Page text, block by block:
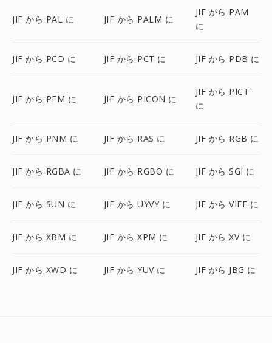
JIF から PAL に JIF から PALM に
JIF から PAM
に
JIF から PCD に JIF から PCT に JIF から PDB に
JIF から PFM に JIF から PICON に
JIF から PICT
に
JIF から PNM に JIF から RAS に JIF から RGB に
JIF から RGBA に JIF から RGBO に JIF から SGI に
JIF から SUN に JIF から UYVY に JIF から VIFF に
JIF から XBM に JIF から XPM に JIF から XV に
JIF から XWD に JIF から YUV に JIF から JBG に